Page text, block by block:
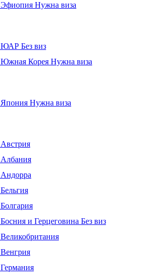
Эфиопия Нужна виза
ЮАР Без виз
Южная Корея Нужна виза
Япония Нужна виза
Австрия
Албания
Андорра
Бельгия
Болгария
Босния и Герцеговина Без виз
Великобритания
Венгрия
Германия